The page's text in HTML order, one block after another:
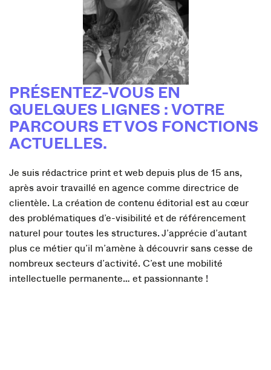
PRÉSENTEZ-VOUS EN
QUELQUES LIGNES : VOTRE
PARCOURS ET VOS FONCTIONS
ACTUELLES.
Je suis rédactrice print et web depuis plus de 15 ans,
après avoir travaillé en agence comme directrice de
clientèle. La création de contenu éditorial est au cœur
des problématiques d’e-visibilité et de référencement
naturel pour toutes les structures. J’apprécie d’autant
plus ce métier qu’il m’amène à découvrir sans cesse de
nombreux secteurs d’activité. C’est une mobilité
intellectuelle permanente… et passionnante !